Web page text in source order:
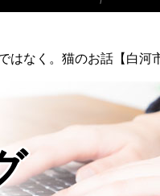
はなく。猫のお話【白河